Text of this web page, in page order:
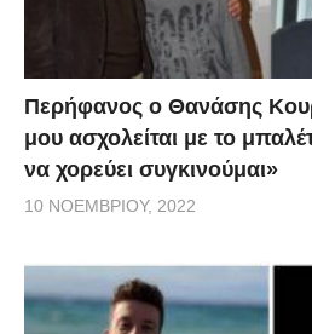
Περήφανος ο Θανάσης
μου ασχολείται με το
να χορεύει συγκινούμαι»
10 ΝΟΕΜΒΡΊΟΥ, 2022